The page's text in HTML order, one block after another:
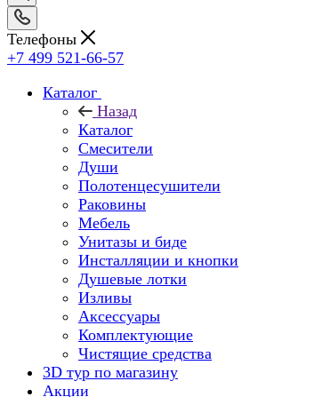
Телефоны
+7 499 521-66-57
Каталог
Назад
Каталог
Смесители
Души
Полотенцесушители
Раковины
Мебель
Унитазы и биде
Инсталляции и кнопки
Душевые лотки
Изливы
Аксессуары
Комплектующие
Чистящие средства
3D тур по магазину
Акции